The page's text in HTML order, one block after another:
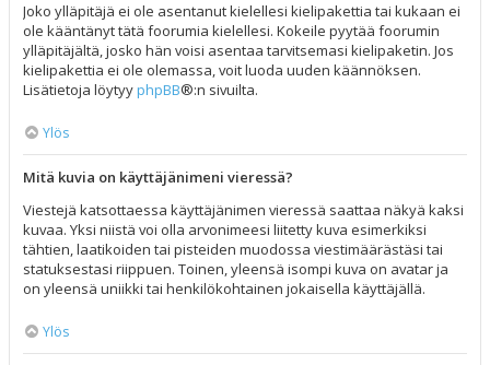
Joko ylläpitäjä ei ole asentanut kielellesi kielipakettia tai kukaan ei
ole kääntänyt tätä foorumia kielellesi. Kokeile pyytää foorumin
ylläpitäjältä, josko hän voisi asentaa tarvitsemasi kielipaketin. Jos
kielipakettia ei ole olemassa, voit luoda uuden käännöksen.
Lisätietoja löytyyphpBB®:n sivuilta.
Ylös
Mitä kuvia on käyttäjänimeni vieressä?
Viestejä katsottaessa käyttäjänimen vieressä saattaa näkyä kaksi
kuvaa. Yksi niistä voi olla arvonimeesi liitetty kuva esimerkiksi
tähtien, laatikoiden tai pisteiden muodossa viestimäärästäsi tai
statuksestasi riippuen. Toinen, yleensä isompi kuva on avatar ja
on yleensä uniikki tai henkilökohtainen jokaisella käyttäjällä.
Ylös